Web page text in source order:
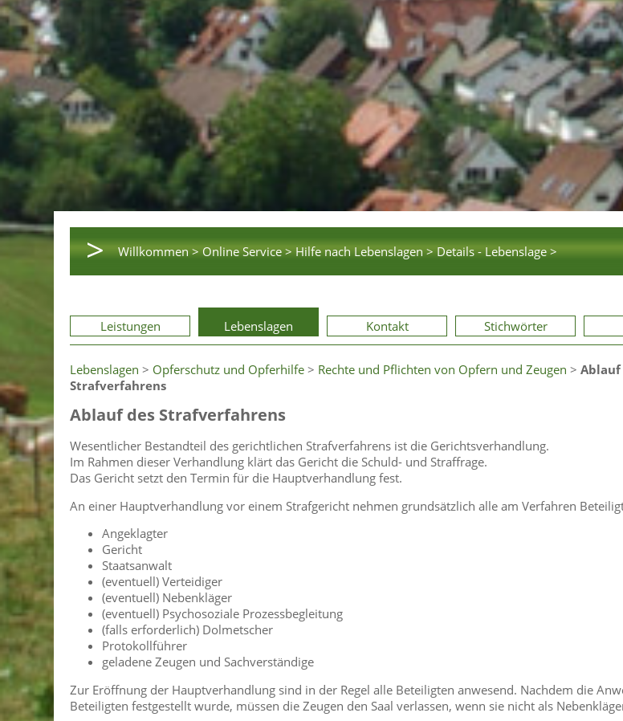
> Willkommen > Online Service > Hilfe nach Lebenslagen > Details - Lebenslage >
Leistungen Lebenslagen Kontakt Stichwörter
Lebenslagen > Opferschutz und Opferhilfe > Rechte und Pflichten von Opfern und Zeugen > Ablauf
Strafverfahrens
Ablauf des Strafverfahrens
Wesentlicher Bestandteil des gerichtlichen Strafverfahrens ist die Gerichtsverhandlung.
Im Rahmen dieser Verhandlung klärt das Gericht die Schuld- und Straffrage.
Das Gericht setzt den Termin für die Hauptverhandlung fest.
An einer Hauptverhandlung vor einem Strafgericht nehmen grundsätzlich alle am Verfahren
Angeklagter
Gericht
Staatsanwalt
(eventuell) Verteidiger
(eventuell) Nebenkläger
(eventuell) Psychosoziale Prozessbegleitung
(falls erforderlich) Dolmetscher
Protokollführer
geladene Zeugen und Sachverständige
Zur Eröffnung der Hauptverhandlung sind in der Regel alle Beteiligten anwesend. Nachdem die
Beteiligten festgestellt wurde, müssen die Zeugen den Saal verlassen, wenn sie nicht als